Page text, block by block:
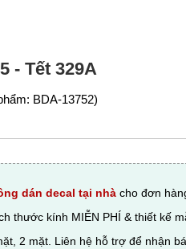
- Tết 329A
BDA-13752)
dán decal tại nhà cho đơn
thước kính MIỄN PHÍ & thiết kế
2 mặt. Liên hệ hỗ trợ để nhận